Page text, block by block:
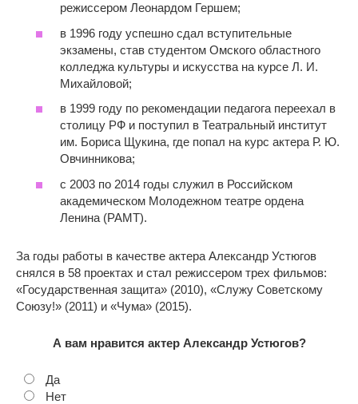
режиссером Леонардом Гершем;
в 1996 году успешно сдал вступительные
экзамены, став студентом Омского областного
колледжа культуры и искусства на курсе Л. И.
Михайловой;
в 1999 году по рекомендации педагога переехал в
столицу РФ и поступил в Театральный институт
им. Бориса Щукина, где попал на курс актера Р. Ю.
Овчинникова;
с 2003 по 2014 годы служил в Российском
академическом Молодежном театре ордена
Ленина (РАМТ).
За годы работы в качестве актера Александр Устюгов
снялся в 58 проектах и стал режиссером трех фильмов:
«Государственная защита» (2010), «Служу Советскому
Союзу!» (2011) и «Чума» (2015).
А вам нравится актер Александр Устюгов?
Да
Нет